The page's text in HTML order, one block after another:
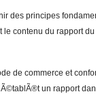
des principes
contenu du rapport
de commerce et
un rapport